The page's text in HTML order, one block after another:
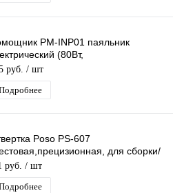
PM-INP01 паяльник
(80Вт,
125
руб. / шт
Poso PS-607
для сборки/
телефонов,часов,ноутбуков,
руб. / шт